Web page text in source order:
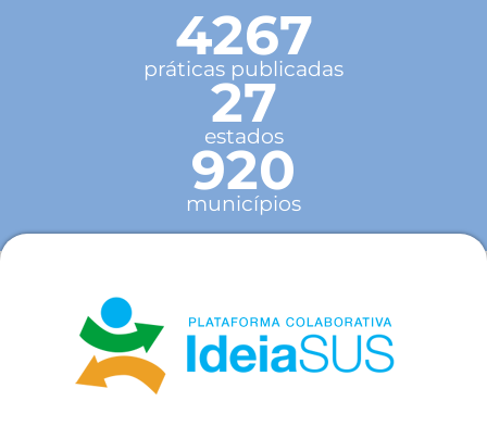
4267
práticas publicadas
27
estados
920
municípios